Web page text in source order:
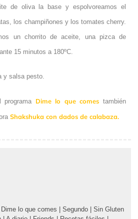
de oliva la base y espolvoreamos el
los champiñones y los tomates cherry.
un chorrito de aceite, una pizca de
15 minutos a 180ºC.
y salsa pesto.
programa Dime lo que comes también
Shakshuka con dados de calabaza.
Dime lo que comes Segundo
Sin Gluten